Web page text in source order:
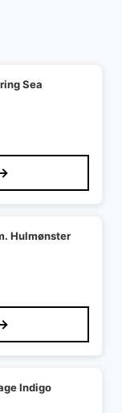
Sea
Hulmønster
Indigo